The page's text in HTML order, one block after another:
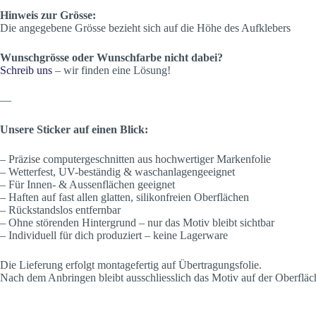
Hinweis zur Grösse:
Die angegebene Grösse bezieht sich auf die Höhe des Aufklebers
Wunschgrösse oder Wunschfarbe nicht dabei?
Schreib uns – wir finden eine Lösung!
—
Unsere Sticker auf einen Blick:
– Präzise computergeschnitten aus hochwertiger Markenfolie
– Wetterfest, UV-beständig & waschanlagengeeignet
– Für Innen- & Aussenflächen geeignet
– Haften auf fast allen glatten, silikonfreien Oberflächen
– Rückstandslos entfernbar
– Ohne störenden Hintergrund – nur das Motiv bleibt sichtbar
– Individuell für dich produziert – keine Lagerware
Die Lieferung erfolgt montagefertig auf Übertragungsfolie.
Nach dem Anbringen bleibt ausschliesslich das Motiv auf der